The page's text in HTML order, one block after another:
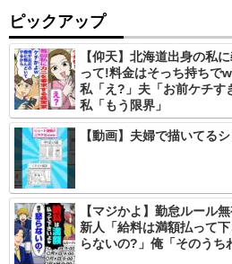
ピックアップ
【仰天】北海道出身の私
って!料金はそっち持ちで
私「え?」夫「お前ケチす
私「もう限界」
【動画】夫婦で描いてる
【マジかよ】勤怠ルール
新人「給料は満額払って
らないの?」俺「そのうち